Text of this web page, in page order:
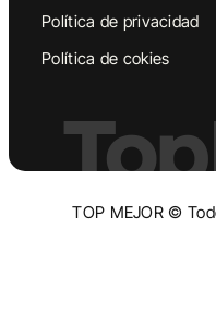
Política de privacidad
Política de cokies
TOP MEJOR ©